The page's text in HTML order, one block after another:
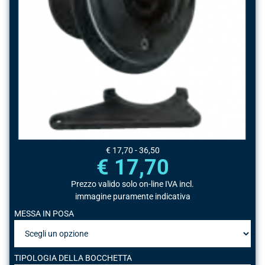
€ 17,70 - 36,50
€ 17,70
Prezzo valido solo on-line IVA incl.
immagine puramente indicativa
MESSA IN POSA
TIPOLOGIA DELLA BOCCHETTA